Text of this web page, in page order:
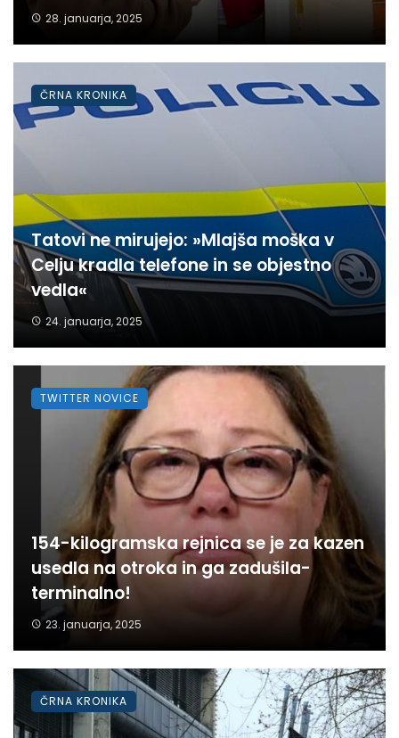
28. januarja, 2025
Tatovi ne mirujejo: »Mlajša moška v
Celju kradla telefone in se objestno
vedla«
24. januarja, 2025
ČRNA KRONIKA
154-kilogramska rejnica se je za kazen
usedla na otroka in ga zadušila-
terminalno!
23. januarja, 2025
TWITTER NOVICE
ČRNA KRONIKA